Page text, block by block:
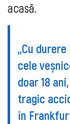
acasă.
,,Cu
cele
doar 18
tragic
în